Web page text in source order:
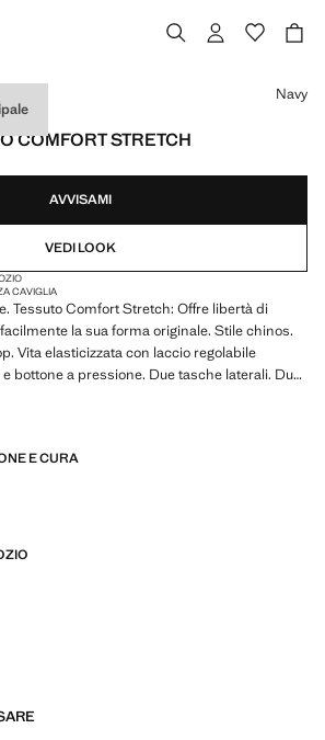
COMFORT STRETCH
[€ 79,99 ]
Navy
AVVISAMI
VEDI LOOK
CAVIGLIA
Tessuto Comfort Stretch: Offre libertà di
la sua forma originale. Stile chinos.
Vita elasticizzata con laccio regolabile
bottone a pressione. Due tasche laterali. Due
un'ampia gamma di caratteristiche
o idrorepellenti, suddivisi in tre
E CURA
e tendenze